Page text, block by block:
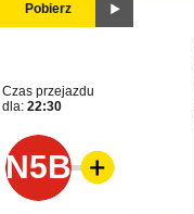
Pobierz
Czas przejazdu
dla: 22:30
N5B